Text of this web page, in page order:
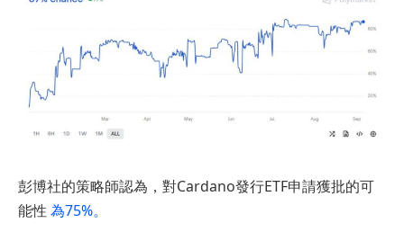
彭博社的策略師認為，對Cardano發行ETF申請獲批的可
能性 為75%。